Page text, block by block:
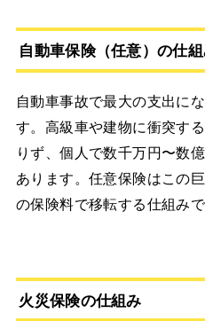
自動車保険（任意）の仕
自動車事故で最大の支出に
す。高級車や建物に衝突す
りず、個人で数千万円〜数
あります。任意保険はこの
の保険料で移転する仕組みで
火災保険の仕組み